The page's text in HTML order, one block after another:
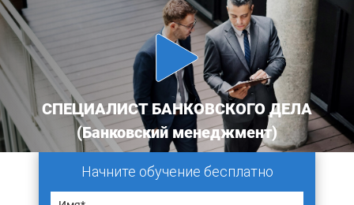
СПЕЦИАЛИСТ БАНКОВСКОГО ДЕЛА
(Банковский менеджмент)
Начните обучение бесплатно